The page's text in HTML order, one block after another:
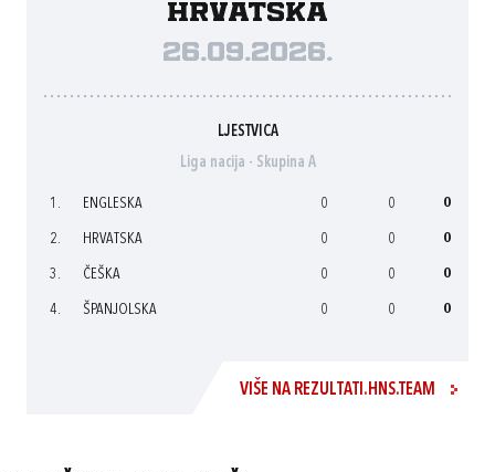
Hrvatska
26.09.2026.
LJESTVICA
Liga nacija - Skupina A
1. ENGLESKA 0 0 0
2. HRVATSKA 0 0 0
3. ČEŠKA 0 0 0
4. ŠPANJOLSKA 0 0 0
VIŠE NA REZULTATI.HNS.TEAM